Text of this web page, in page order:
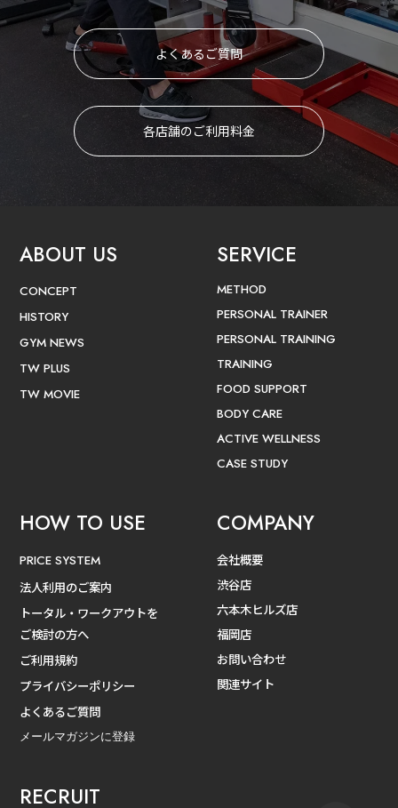
よくあるご質問
各店舗のご利用料金
ABOUT US
CONCEPT
HISTORY
GYM NEWS
TW PLUS
TW MOVIE
SERVICE
METHOD
PERSONAL TRAINER
PERSONAL TRAINING
TRAINING
FOOD SUPPORT
BODY CARE
ACTIVE WELLNESS
CASE STUDY
HOW TO USE
PRICE SYSTEM
法人利用のご案内
トータル・ワークアウトを
ご検討の方へ
ご利用規約
プライバシーポリシー
よくあるご質問
メールマガジンに登録
COMPANY
会社概要
渋谷店
六本木ヒルズ店
福岡店
お問い合わせ
関連サイト
RECRUIT